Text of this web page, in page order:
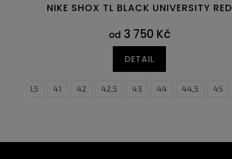
NIKE SHOX TL BLACK UNIVERSITY RED
od 3 750 Kč
DETAIL
40,5 41 42 42,5 43 44 44,5 45
Z